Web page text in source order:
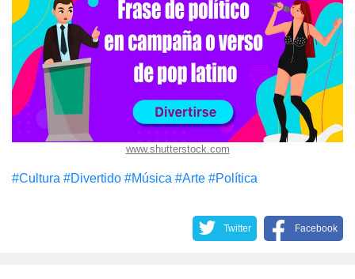
www.shutterstock.com
#Cultura #Divertido #Música #Arte #Política
Twitter Facebook